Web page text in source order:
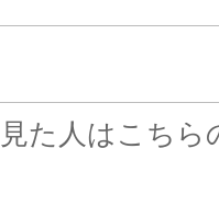
た人はこちら